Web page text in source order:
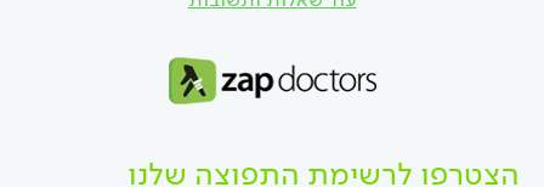
הצטרפו לרשימת התפוצה שלנו